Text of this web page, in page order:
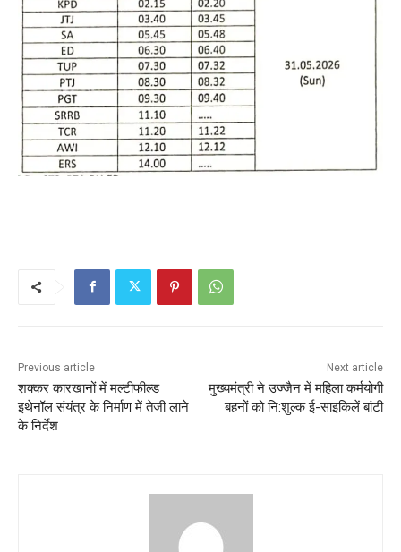
Previous article
शक्कर कारखानों में मल्टीफील्ड
इथेनॉल संयंत्र के निर्माण में तेजी लाने
के निर्देश
Next article
मुख्यमंत्री ने उज्जैन में महिला कर्मयोगी
बहनों को नि:शुल्क ई-साइकिलें बांटी